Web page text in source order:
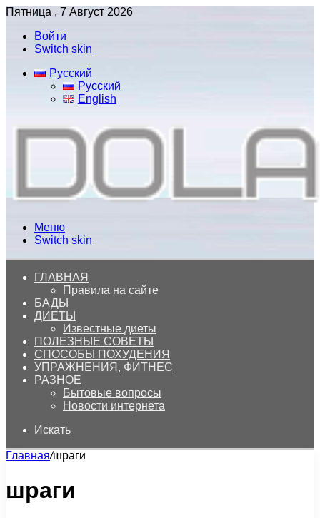
Пятница , 7 Август 2026
Войти
Switch skin
Русский
Русский
English
Меню
Switch skin
ГЛАВНАЯ
Правила на сайте
БАДЫ
ДИЕТЫ
Известные диеты
ПОЛЕЗНЫЕ СОВЕТЫ
СПОСОБЫ ПОХУДЕНИЯ
УПРАЖНЕНИЯ, ФИТНЕС
РАЗНОЕ
Бытовые вопросы
Новости интернета
Искать
Главная/шраги
шраги